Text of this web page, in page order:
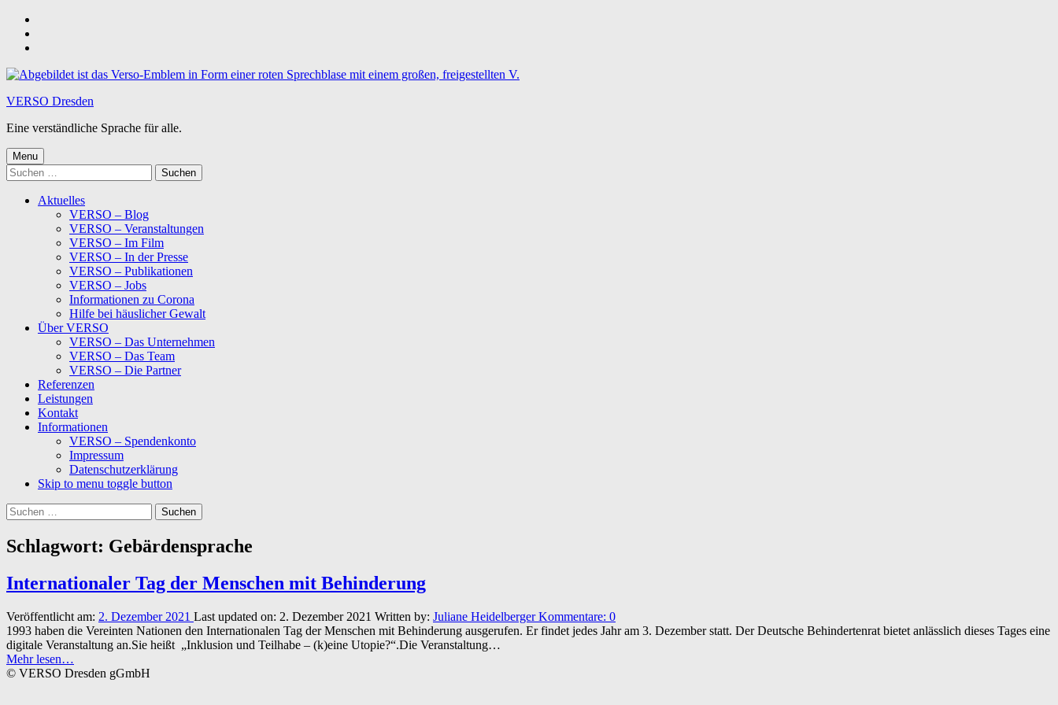
content
footer
VERSO Dresden
Eine verständliche Sprache für alle.
Menu
Suchen
nach:
Aktuelles
VERSO – Blog
VERSO – Veranstaltungen
VERSO – Im Film
VERSO – In der Presse
VERSO – Publikationen
VERSO – Jobs
Informationen zu Corona
Hilfe bei häuslicher Gewalt
Über VERSO
VERSO – Das Unternehmen
VERSO – Das Team
VERSO – Die Partner
Referenzen
Leistungen
Kontakt
Informationen
VERSO – Spendenkonto
Impressum
Datenschutzerklärung
Skip to menu toggle button
Suchen
nach:
Schlagwort: Gebärdensprache
Internationaler Tag der Menschen mit Behinderung
Veröffentlicht am: 2. Dezember 2021 Last updated on: 2. Dezember 2021 Written by: Juliane HeidelbergerKommentare: 0
1993 haben die Vereinten Nationen den Internationalen Tag der Menschen mit Behinderung ausgerufen. Er findet jedes Jahr am 3. Dezember statt. Der Deutsche Behindertenrat bietet anlässlich dieses Tages eine
digitale Veranstaltung an.Sie heißt „Inklusion und Teilhabe – (k)eine Utopie?“.Die Veranstaltung…
Mehr lesen
Tag
…
© VERSO Dresden gGmbH